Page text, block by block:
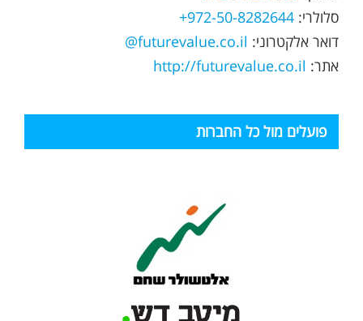
סלולרי: 972-50-8282644+
דואר אלקטרוני: futurevalue.co.il@
אתר: http://futurevalue.co.il
פועלים מול כל החברות